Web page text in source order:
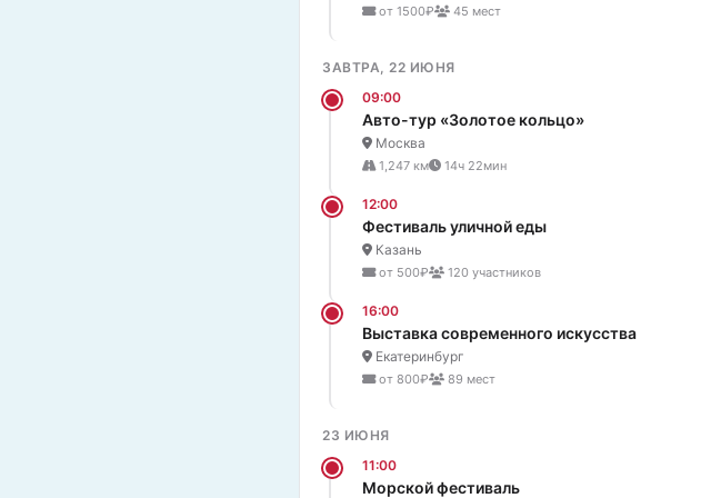
от 1500₽ 45 мест
ЗАВТРА, 22 ИЮНЯ
09:00
Авто-тур «Золотое кольцо»
Москва
1,247 км 14ч 22мин
12:00
Фестиваль уличной еды
Казань
от 500₽ 120 участников
16:00
Выставка современного искусства
Екатеринбург
от 800₽ 89 мест
23 ИЮНЯ
11:00
Морской фестиваль